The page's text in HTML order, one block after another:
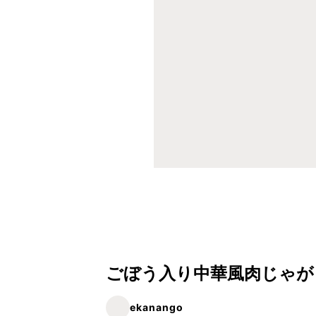
ごぼう入り中華風肉じゃが
ekanango